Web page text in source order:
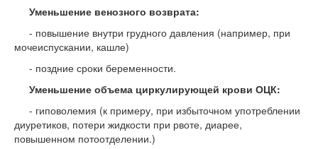
Уменьшение венозного возврата:
- повышение внутри грудного давления (например, при
мочеиспускании, кашле)
- поздние сроки беременности.
Уменьшение объема циркулирующей крови ОЦК:
- гиповолемия (к примеру, при избыточном употреблении
диуретиков, потери жидкости при рвоте, диарее,
повышенном потоотделении.)